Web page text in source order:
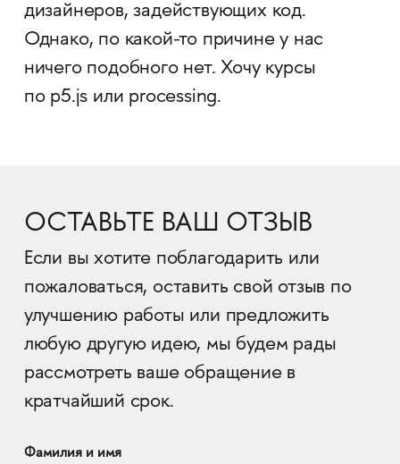
дизайнеров, задействующих код.
Однако, по какой-то причине у нас
ничего подобного нет. Хочу курсы
по p5.js или processing.
ОСТАВЬТЕ ВАШ ОТЗЫВ
Если вы хотите поблагодарить или
пожаловаться, оставить свой отзыв по
улучшению работы или предложить
любую другую идею, мы будем рады
рассмотреть ваше обращение в
кратчайший срок.
Фамилия и имя